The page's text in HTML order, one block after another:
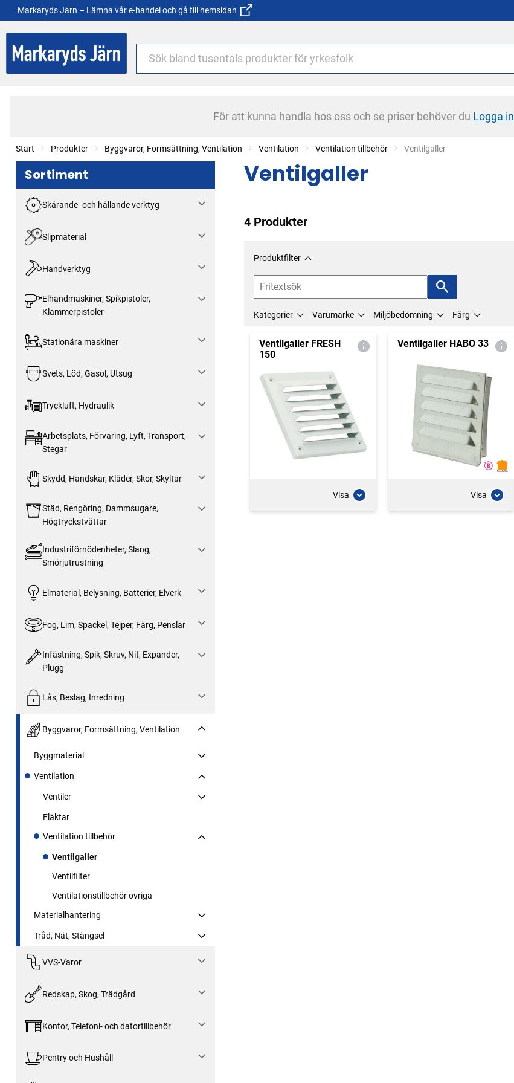
Markaryds Järn – Lämna vår e-handel och gå till hemsidan
För att kunna handla hos oss och se priser behöver du Logga in
Start Produkter Byggvaror, Formsättning, Ventilation Ventilation Ventilation tillbehör Current:
Ventilgaller
Sortiment
Skärande- och hållande verktyg
Slipmaterial
Handverktyg
Elhandmaskiner, Spikpistoler,
Klammerpistoler
Stationära maskiner
Svets, Löd, Gasol, Utsug
Tryckluft, Hydraulik
Arbetsplats, Förvaring, Lyft, Transport,
Stegar
Skydd, Handskar, Kläder, Skor, Skyltar
Städ, Rengöring, Dammsugare,
Högtryckstvättar
Industriförnödenheter, Slang,
Smörjutrustning
Elmaterial, Belysning, Batterier, Elverk
Fog, Lim, Spackel, Tejper, Färg, Penslar
Infästning, Spik, Skruv, Nit, Expander,
Plugg
Lås, Beslag, Inredning
Byggvaror, Formsättning, Ventilation
Byggmaterial
Ventilation
Ventiler
Fläktar
Ventilation tillbehör
Ventilgaller
Ventilfilter
Ventilationstillbehör övriga
Materialhantering
Tråd, Nät, Stängsel
VVS-Varor
Redskap, Skog, Trädgård
Kontor, Telefoni- och datortillbehör
Pentry och Hushåll
Ventilgaller
4 Produkter
Produktfilter
Kategorier Varumärke Miljöbedömning Färg
Ventilgaller FRESH
150
Visa
Ventilgaller HABO 33
Visa